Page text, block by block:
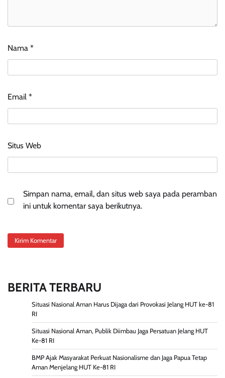
Nama *
Email *
Situs Web
Simpan nama, email, dan situs web saya pada peramban
ini untuk komentar saya berikutnya.
BERITA TERBARU
Situasi Nasional Aman Harus Dijaga dari Provokasi Jelang HUT ke-81
RI
Situasi Nasional Aman, Publik Diimbau Jaga Persatuan Jelang HUT
Ke-81 RI
BMP Ajak Masyarakat Perkuat Nasionalisme dan Jaga Papua Tetap
Aman Menjelang HUT Ke-81 RI